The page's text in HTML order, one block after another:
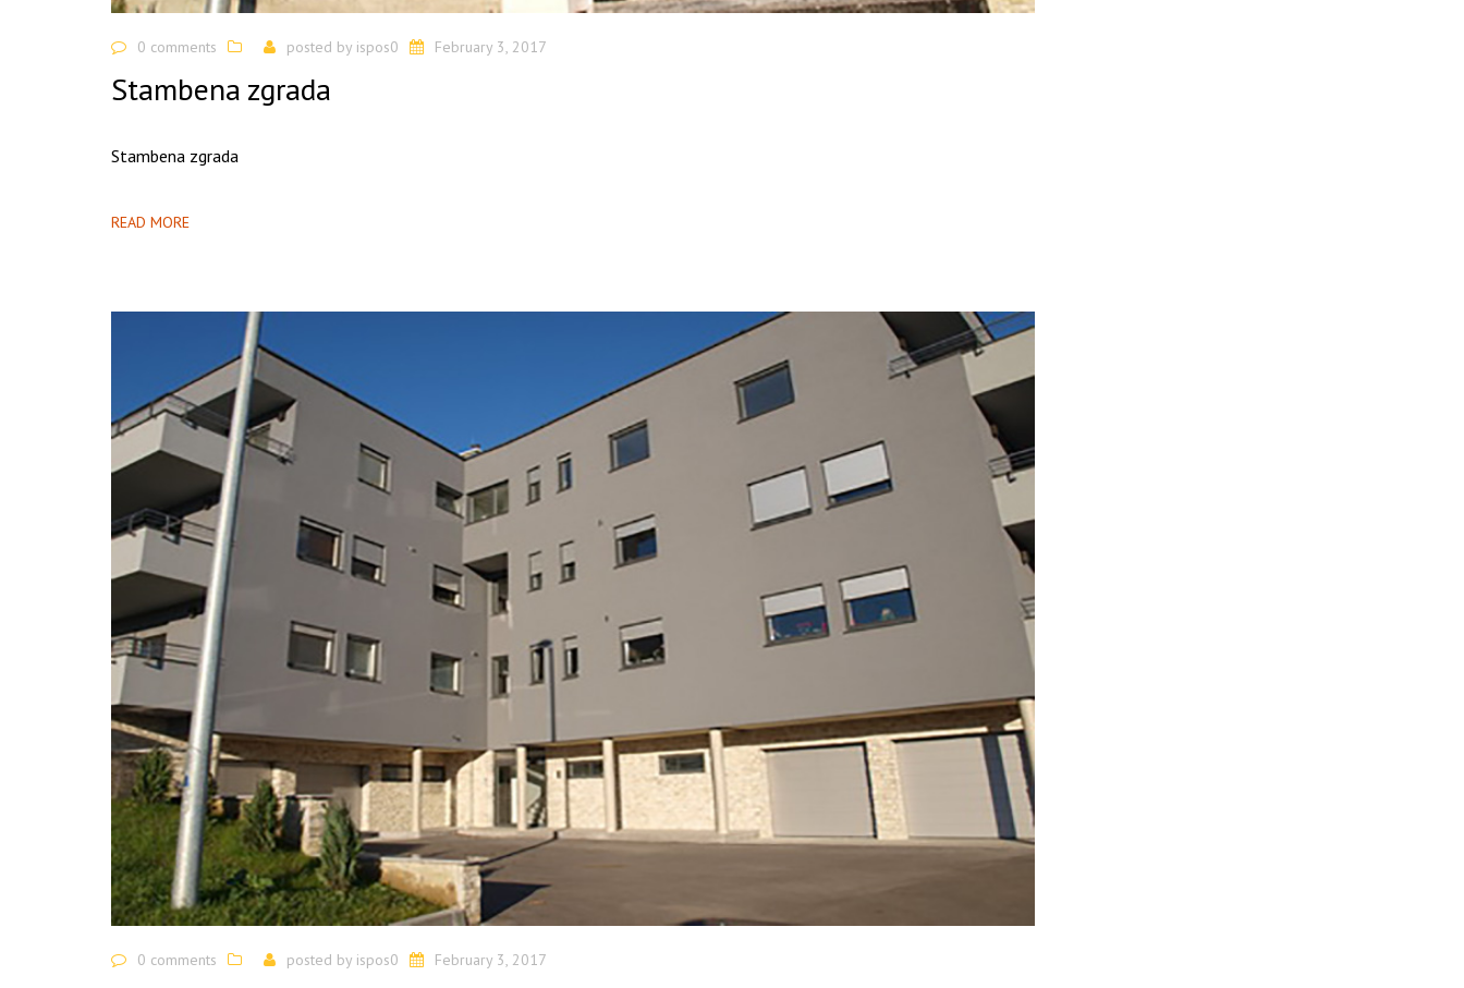
0 comments posted by ispos0 February 3, 2017
Stambena zgrada
Stambena zgrada
READ MORE
0 comments posted by ispos0 February 3, 2017